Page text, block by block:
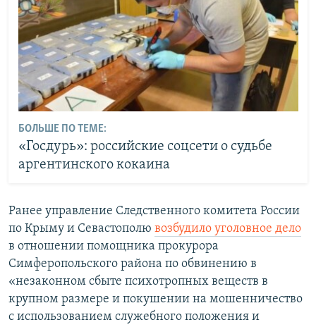
БОЛЬШЕ ПО ТЕМЕ:
«Госдурь»: российские соцсети о судьбе
аргентинского кокаина
Ранее управление Следственного комитета России
по Крыму и Севастополю возбудило уголовное дело
в отношении помощника прокурора
Симферопольского района по обвинению в
«незаконном сбыте психотропных веществ в
крупном размере и покушении на мошенничество
с использованием служебного положения и